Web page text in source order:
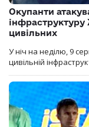
Окупанти
цивільних
У ніч на неділю, 9
цивільній